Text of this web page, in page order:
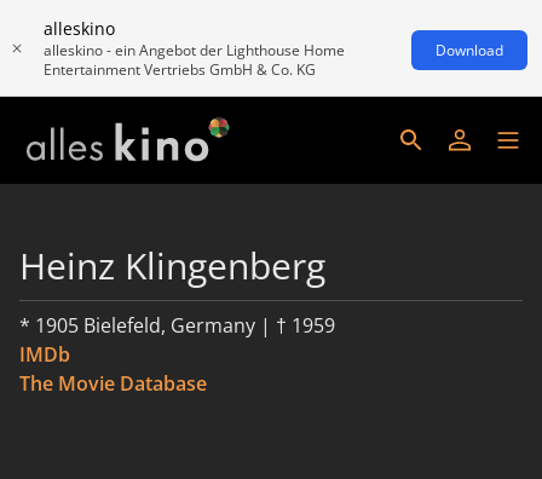
alleskino
alleskino - ein Angebot der Lighthouse Home
Entertainment Vertriebs GmbH & Co. KG
Download
Heinz Klingenberg
* 1905 Bielefeld, Germany | † 1959
IMDb
The Movie Database